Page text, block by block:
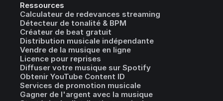
Ressources
Calculateur de redevances streaming
Détecteur de tonalité & BPM
Créateur de beat gratuit
Distribution musicale indépendante
Vendre de la musique en ligne
Licence pour reprises
Diffuser votre musique sur Spotify
Obtenir YouTube Content ID
Services de promotion musicale
Gagner de l'argent avec la musique